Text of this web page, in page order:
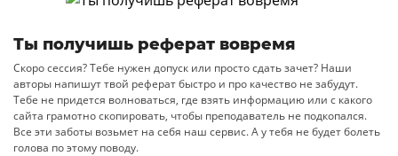
Ты получишь реферат вовремя
Скоро сессия? Тебе нужен допуск или просто сдать зачет? Наши
авторы напишут твой реферат быстро и про качество не забудут.
Тебе не придется волноваться, где взять информацию или с какого
сайта грамотно скопировать, чтобы преподаватель не подкопался.
Все эти заботы возьмет на себя наш сервис. А у тебя не будет болеть
голова по этому поводу.